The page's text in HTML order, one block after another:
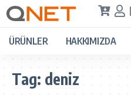
ÜRÜNLER HAKKIMIZDA
Tag: deniz